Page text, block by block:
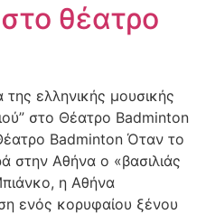
θέατρο
ελληνικής μουσικής
στο Θέατρο Badminton
Badminton Όταν το
στην Αθήνα ο «βασιλιάς
η Αθήνα
ενός κορυφαίου ξένου